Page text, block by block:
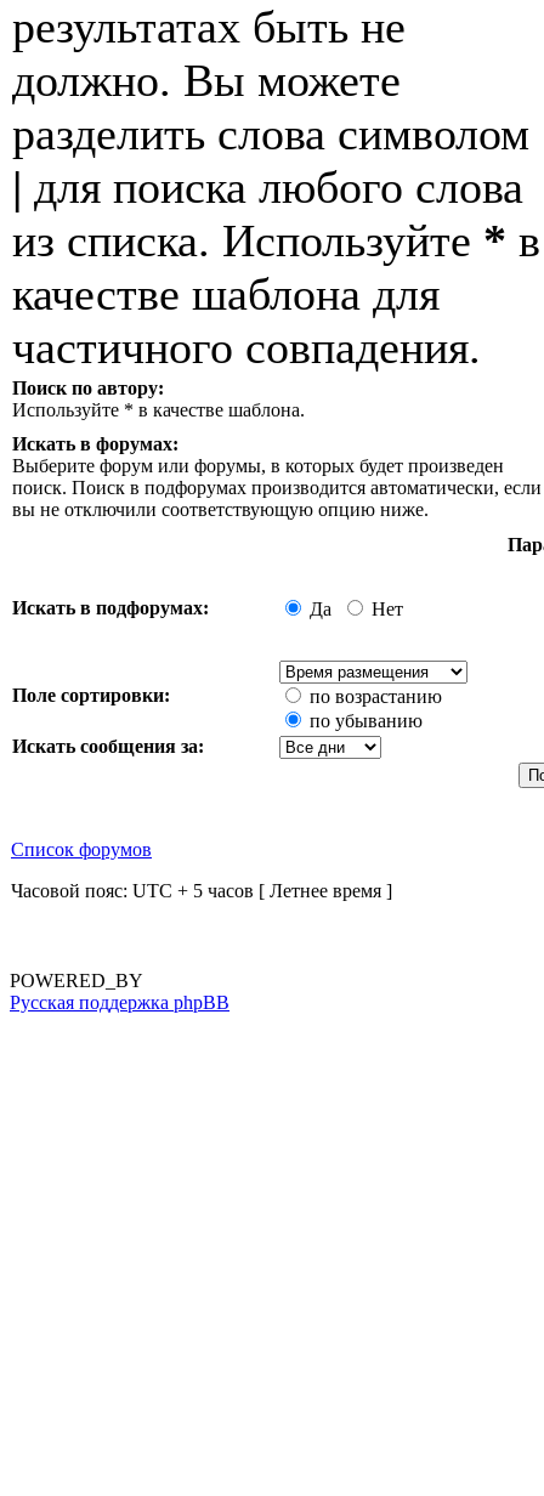
результатах быть не
должно. Вы можете
разделить слова символом
| для поиска любого слова
из списка. Используйте * в
качестве шаблона для
частичного совпадения.
Поиск по автору:
Используйте * в качестве шаблона.
Искать в форумах:
Выберите форум или форумы, в которых будет произведен
поиск. Поиск в подфорумах производится автоматически, если
вы не отключили соответствующую опцию ниже.
Искать в подфорумах: Да Нет
Поле сортировки:
по возрастанию
по убыванию
Искать сообщения за:
Список форумов
Часовой пояс: UTC + 5 часов [ Летнее время ]
POWERED_BY
Русская поддержка phpBB